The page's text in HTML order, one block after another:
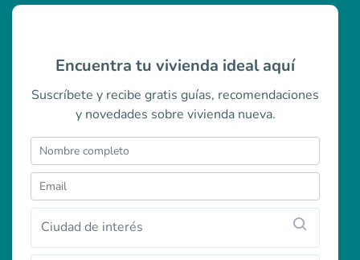
Encuentra tu vivienda ideal aquí
Suscríbete y recibe gratis guías, recomendaciones
y novedades sobre vivienda nueva.
Ciudad de interés